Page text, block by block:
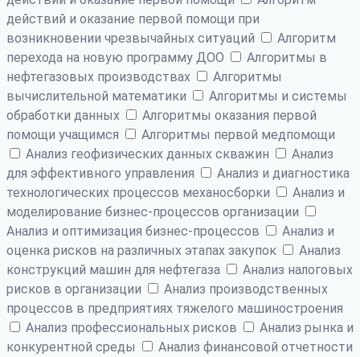
действий и оказание первой помощи при
возникновении чрезвычайных ситуаций
Алгоритм
перехода на новую программу ДОО
Алгоритмы в
нефтегазовых производствах
Алгоритмы
вычислительной математики
Алгоритмы и системы
обработки данных
Алгоритмы оказания первой
помощи учащимся
Алгоритмы первой медпомощи
Анализ геофизических данных скважин
Анализ
для эффективного управления
Анализ и диагностика
технологических процессов механосборки
Анализ и
моделирование бизнес-процессов организации
Анализ и оптимизация бизнес-процессов
Анализ и
оценка рисков на различных этапах закупок
Анализ
конструкций машин для нефтегаза
Анализ налоговых
рисков в организации
Анализ производственных
процессов в предприятиях тяжелого машиностроения
Анализ профессиональных рисков
Анализ рынка и
конкурентной среды
Анализ финансовой отчетности